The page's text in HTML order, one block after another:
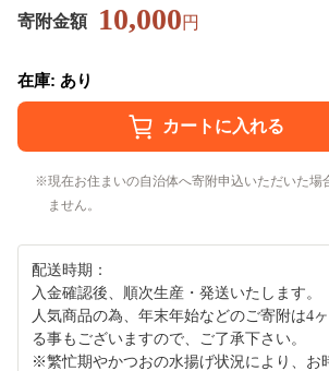
寄附金額 10,000円
在庫: あり
現在お住まいの自治体へ寄附申込いただいた場
ません。
配送時期：
入金確認後、順次生産・発送いたします。
人気商品の為、年末年始などのご寄附は4
る事もございますので、ご了承下さい。
※繁忙期やかつおの水揚げ状況により、お